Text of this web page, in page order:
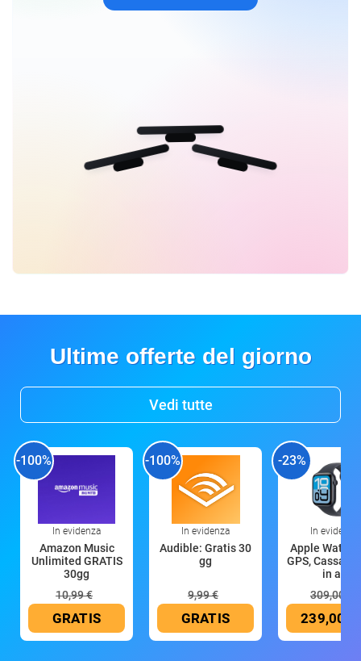
Ultime offerte del giorno
Vedi tutte
-100%
In evidenza
Amazon Music
Unlimited GRATIS
30gg
10,99 €
GRATIS
-100%
In evidenza
Audible: Gratis 30
gg
9,99 €
GRATIS
-23%
In evidenza
Apple Watch
GPS, Cassa
in all
309,00 €
239,00 €